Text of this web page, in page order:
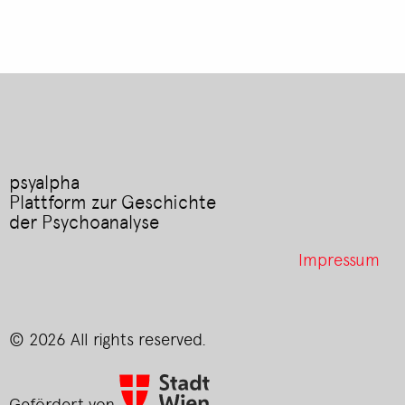
psyalpha
Plattform zur Geschichte
der Psychoanalyse
Impressum
© 2026 All rights reserved.